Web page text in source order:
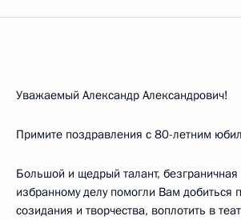
Уважаемый Александр Александрович!
Примите поздравления с 80-летним
Большой и щедрый талант, безграничная
избранному делу помогли Вам добиться
созидания и творчества, воплотить в